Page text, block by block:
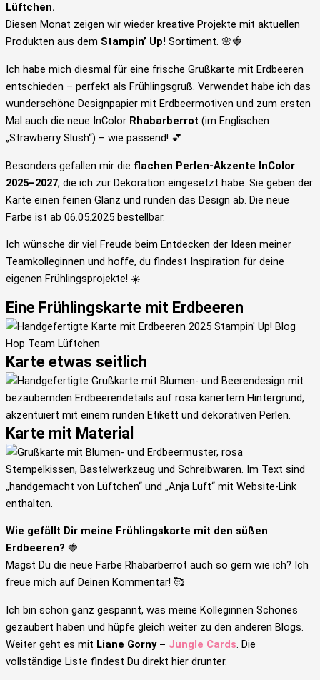
Lüftchen.
Diesen Monat zeigen wir wieder kreative Projekte mit aktuellen
Produkten aus dem Stampin’ Up! Sortiment. 🌸🍓
Ich habe mich diesmal für eine frische Grußkarte mit Erdbeeren
entschieden – perfekt als Frühlingsgruß. Verwendet habe ich das
wunderschöne Designpapier mit Erdbeermotiven und zum ersten
Mal auch die neue InColor Rhabarberrot (im Englischen
„Strawberry Slush“) – wie passend! 💕
Besonders gefallen mir die flachen Perlen-Akzente InColor
2025–2027, die ich zur Dekoration eingesetzt habe. Sie geben der
Karte einen feinen Glanz und runden das Design ab. Die neue
Farbe ist ab 06.05.2025 bestellbar.
Ich wünsche dir viel Freude beim Entdecken der Ideen meiner
Teamkolleginnen und hoffe, du findest Inspiration für deine
eigenen Frühlingsprojekte! ☀️
Eine Frühlingskarte mit Erdbeeren
Karte etwas seitlich
Karte mit Material
Wie gefällt Dir meine Frühlingskarte mit den süßen
Erdbeeren? 🍓
Magst Du die neue Farbe Rhabarberrot auch so gern wie ich? Ich
freue mich auf Deinen Kommentar! 🥰
Ich bin schon ganz gespannt, was meine Kolleginnen Schönes
gezaubert haben und hüpfe gleich weiter zu den anderen Blogs.
Weiter geht es mit Liane Gorny – Jungle Cards. Die
vollständige Liste findest Du direkt hier drunter.